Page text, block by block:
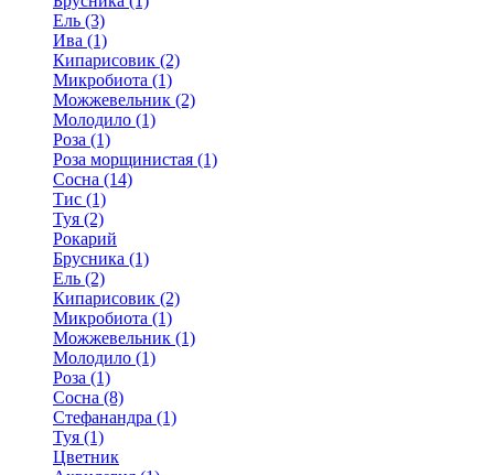
Ель (3)
Ива (1)
Кипарисовик (2)
Микробиота (1)
Можжевельник (2)
Молодило (1)
Роза (1)
Роза морщинистая (1)
Сосна (14)
Тис (1)
Туя (2)
Рокарий
Брусника (1)
Ель (2)
Кипарисовик (2)
Микробиота (1)
Можжевельник (1)
Молодило (1)
Роза (1)
Сосна (8)
Стефанандра (1)
Туя (1)
Цветник